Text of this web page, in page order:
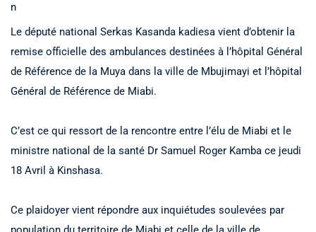
n
Le député national Serkas Kasanda kadiesa vient d’obtenir la
remise officielle des ambulances destinées à l’hôpital Général
de Référence de la Muya dans la ville de Mbujimayi et l’hôpital
Général de Référence de Miabi.
C’est ce qui ressort de la rencontre entre l’élu de Miabi et le
ministre national de la santé Dr Samuel Roger Kamba ce jeudi
18 Avril à Kinshasa.
Ce plaidoyer vient répondre aux inquiétudes soulevées par